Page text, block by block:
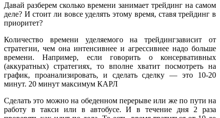
Давай разберем сколько времени занимает трейдинг на самом
деле? И стоит ли вовсе уделять этому время, ставя трейдинг в
приоритет?
Количество времени уделяемого на трейдингзависит от
стратегии, чем она интенсивнее и агрессивнее надо больше
времени. Например, если говорить о консервативных
(аккуратных) стратегиях, то вполне хватит посмотреть на
график, проанализировать, и сделать сделку — это 10-20
минут. 20 минут максимум КАРЛ
Сделать это можно на обеденном перерыве или же по пути на
работу в такси или в автобусе. И в течение дня 2 раза